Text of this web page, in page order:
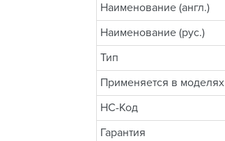
Наименование (англ.)
Наименование (рус.)
Тип
Применяется в моделях
НС-Код
Гарантия